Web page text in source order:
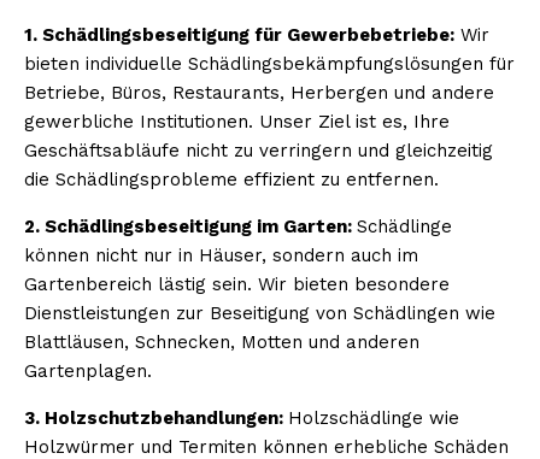
1. Schädlingsbeseitigung für Gewerbebetriebe: Wir
bieten individuelle Schädlingsbekämpfungslösungen für
Betriebe, Büros, Restaurants, Herbergen und andere
gewerbliche Institutionen. Unser Ziel ist es, Ihre
Geschäftsabläufe nicht zu verringern und gleichzeitig
die Schädlingsprobleme effizient zu entfernen.
2. Schädlingsbeseitigung im Garten: Schädlinge
können nicht nur in Häuser, sondern auch im
Gartenbereich lästig sein. Wir bieten besondere
Dienstleistungen zur Beseitigung von Schädlingen wie
Blattläusen, Schnecken, Motten und anderen
Gartenplagen.
3. Holzschutzbehandlungen: Holzschädlinge wie
Holzwürmer und Termiten können erhebliche Schäden